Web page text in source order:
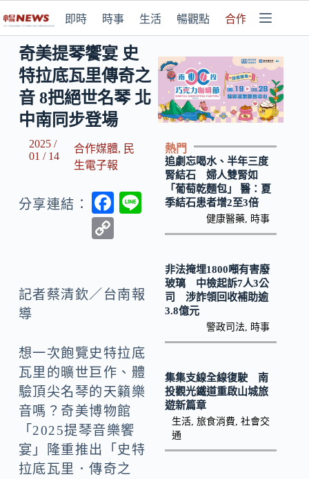
即時 時事 生活 暢觀點 合作媒體
奇美提琴饗宴 史
特拉底瓦里傳奇之
音 8把絕世名琴 北
中南同步登場
2025 /
01 / 14
合作媒體, 民
生電子報
分享連結：
F
o
y
k
記者蔡清欽／台南報
導
想一次飽覽史特拉底
瓦里的曠世巨作、體
驗頂尖名琴的天籟樂
音嗎？奇美博物館
「2025提琴音樂饗
宴」隆重推出「史特
拉底瓦里．傳奇之
熱門
追劇忘喝水、半年三度
腎結石 婦人雙腎如
「葡萄乾麵包」 醫：夏
季結石患者增2至3倍
健康醫藥 時事
非法掩埋1800噸有害廢
玻璃 中檢起訴7人3公
司 涉詐領回收補助逾
3.8億元
警政司法 時事
集集支線全線復駛 南
投觀光鐵道重啟山城旅
遊新篇章
生活, 旅食消費 社會交
通